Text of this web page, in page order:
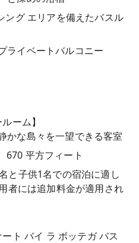
ング エリアを備えたバスル
ライベートバルコニー
ーム】
かな島々を一望できる客室
670 平方フィート
と子供1名での宿泊に適し
者には追加料金が適用され
ト バイ ラ ボッテガ バス